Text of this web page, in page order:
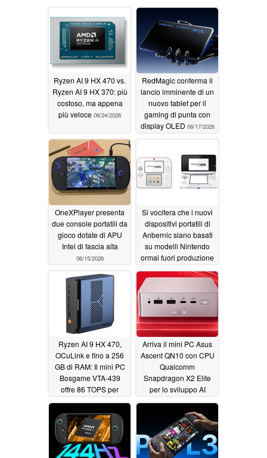
Ryzen AI 9 HX 470 vs.
Ryzen AI 9 HX 370: più
costoso, ma appena
più veloce 06/24/2026
RedMagic conferma il
lancio imminente di un
nuovo tablet per il
gaming di punta con
display OLED 06/17/2026
OneXPlayer presenta
due console portatili da
gioco dotate di APU
Intel di fascia alta
06/15/2026
Si vocifera che i nuovi
dispositivi portatili di
Anbernic siano basati
su modelli Nintendo
ormai fuori produzione
06/14/2026
Ryzen AI 9 HX 470,
OCuLink e fino a 256
GB di RAM: Il mini PC
Bosgame VTA-439
offre 86 TOPS per
applicazioni AI locali
06/04/2026
Arriva il mini PC Asus
Ascent QN10 con CPU
Qualcomm
Snapdragon X2 Elite
per lo sviluppo AI
06/02/2026